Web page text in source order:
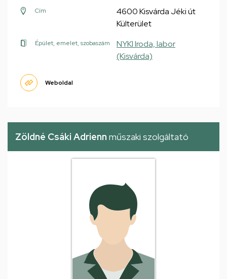
Cím
4600 Kisvárda Jéki út
Külterület
Épület, emelet, szobaszám
NYKI Iroda, labor
(Kisvárda)
Weboldal
Zöldné Csáki Adrienn műszaki szolgáltató